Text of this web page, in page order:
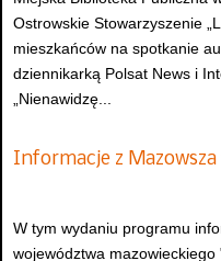
Ostrowskie Stowarzyszenie
mieszkańców na spotkanie
dziennikarką Polsat News i
„Nienawidzę...
Informacje z Mazowsza
W tym wydaniu programu
województwa